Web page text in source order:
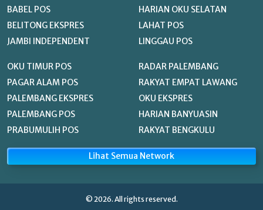
BABEL POS
BELITONG EKSPRES
JAMBI INDEPENDENT
HARIAN OKU SELATAN
LAHAT POS
LINGGAU POS
OKU TIMUR POS
PAGAR ALAM POS
PALEMBANG EKSPRES
PALEMBANG POS
PRABUMULIH POS
RADAR PALEMBANG
RAKYAT EMPAT LAWANG
OKU EKSPRES
HARIAN BANYUASIN
RAKYAT BENGKULU
Lihat Semua Network
© 2026. All rights reserved.